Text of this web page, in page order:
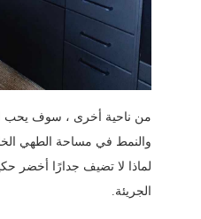
من ناحية أخرى ، سوف يحب
والنمط في مساحة الطهي
لماذا لا تضيف جدارًا أخضر
الجريئة.